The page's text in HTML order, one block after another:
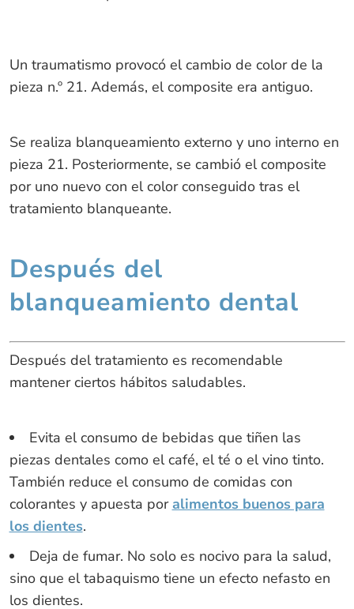
Un traumatismo provocó el cambio de color de la
pieza n.º 21. Además, el composite era antiguo.
Se realiza blanqueamiento externo y uno interno en
pieza 21. Posteriormente, se cambió el composite
por uno nuevo con el color conseguido tras el
tratamiento blanqueante.
Después del
blanqueamiento dental
Después del tratamiento es recomendable
mantener ciertos hábitos saludables.
Evita el consumo de bebidas que tiñen las
piezas dentales como el café, el té o el vino tinto.
También reduce el consumo de comidas con
colorantes y apuesta poralimentos buenos para
los dientes.
Deja de fumar. No solo es nocivo para la salud,
sino que el tabaquismo tiene un efecto nefasto en
los dientes.